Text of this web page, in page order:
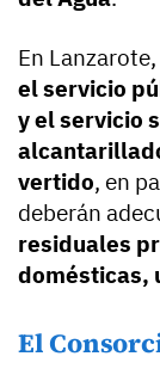
En Lanzarote,
el servicio
y el servicio
vertido, en
deberán
residuales
domésticas,
El